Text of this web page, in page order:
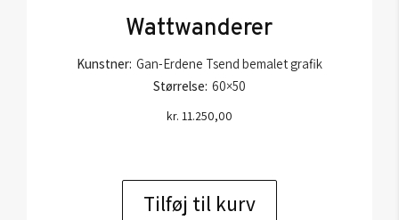
Wattwanderer
Kunstner: Gan-Erdene Tsend bemalet grafik
Størrelse: 60×50
kr. 11.250,00
Tilføj til kurv